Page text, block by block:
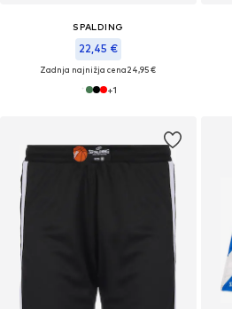
SPALDING
22,45 €
Zadnja najnižja cena24,95 €
+1